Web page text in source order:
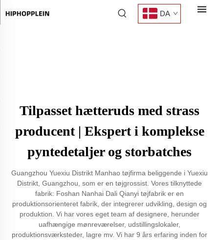
DA
Tilpasset hætteruds med strass
producent | Ekspert i komplekse
pyntedetaljer og storbatches
Guangzhou Yuexiu Distrikt Manhao tøjfirma beliggende i Yuexiu
Distrikt, Guangzhou, som er en tøjgrossist. Vores tilknyttede
fabrik: Foshan Nanhai Dali Qianyi tøjfabrik er en
produktionsorienteret fabrik, der integrerer udvikling, design og
produktion. Vi har vores eget team af designere, herunder
uafhængige mønreværelser, udstillingslokaler,
produktionsværksteder, lagre mv. Vi har 9 års erfaring inden for